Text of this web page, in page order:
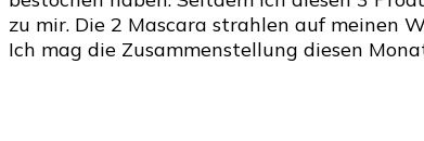
zu mir. Die 2 Mascara strahlen auf meinen
Ich mag die Zusammenstellung diesen